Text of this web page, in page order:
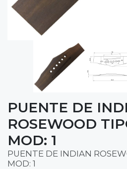
PUENTE DE
ROSEWOOD
MOD: 1
PUENTE DE INDIAN
MOD: 1